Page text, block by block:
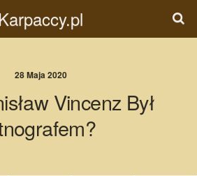
28 Maja 2020
Vincenz Był